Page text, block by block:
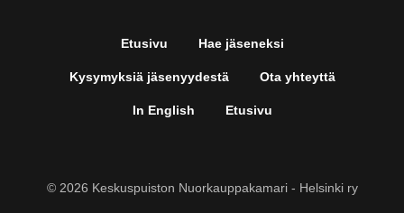
Etusivu Hae jäseneksi
Kysymyksiä jäsenyydestä Ota yhteyttä
In English Etusivu
© 2026 Keskuspuiston Nuorkauppakamari - Helsinki ry